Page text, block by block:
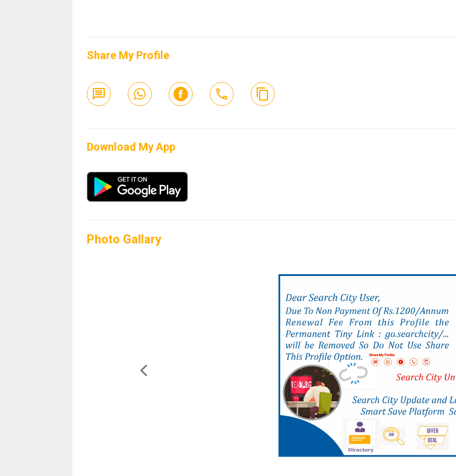
Share My Profile
Download My App
Photo Gallary